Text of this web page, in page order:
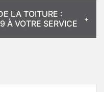
LA TOITURE :
À VOTRE SERVICE